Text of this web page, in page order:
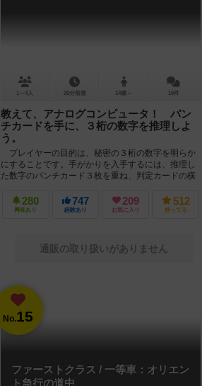
1～4人 20分前後 14歳～ 16件
教えて、アナログコンピュータ！ パン
チカードを手に、３桁の数字を推理しよ
う。
プレイヤーの目的は、秘密の３桁の数字を明らか
にすることです。手がかりを入手するには、推理し
た数字のパンチカード３枚を重ね、判定カードの横
280
興味あり
747
経験あり
209
お気に入り
512
持ってる
通販の取り扱いがありません
No.15
ファーストクラス / 一等車：オリエン
ト急行の道中